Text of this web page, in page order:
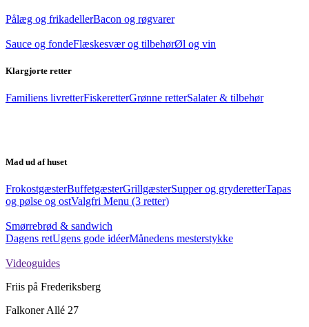
Pålæg og frikadellerBacon og røgvarer
Sauce og fondeFlæskesvær og tilbehørØl og vin
Klargjorte retter
Familiens livretterFiskeretterGrønne retterSalater & tilbehør
Mad ud af huset
FrokostgæsterBuffetgæsterGrillgæsterSupper og gryderetterTapas
og pølse og ostValgfri Menu (3 retter)
Smørrebrød & sandwich
Dagens retUgens gode idéerMånedens mesterstykke
Videoguides
Friis på Frederiksberg
Falkoner Allé 27